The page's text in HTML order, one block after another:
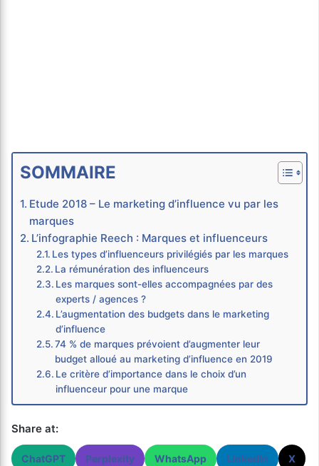
SOMMAIRE
Etude 2018 – Le marketing d’influence vu par les
marques
L’infographie Reech : Marques et influenceurs
Les types d’influenceurs privilégiés par les marques
La rémunération des influenceurs
Les marques sont-elles accompagnées par des
experts / agences ?
L’augmentation des budgets dans le marketing
d’influence
74 % de marques prévoient d’augmenter leur
budget alloué au marketing d’influence en 2019
Le critère d’importance dans le choix d’un
influenceur pour une marque
Share at:
ChatGPT Perplexity WhatsApp LinkedIn X